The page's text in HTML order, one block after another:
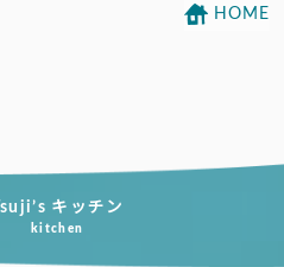
キッチン
kitchen
HOME